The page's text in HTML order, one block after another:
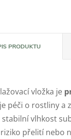
PRODUKTU
vložka je
péči o rostliny a
vlhkost
přelití nebo